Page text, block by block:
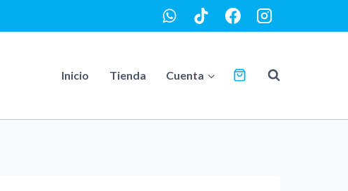
Inicio Tienda Cuenta